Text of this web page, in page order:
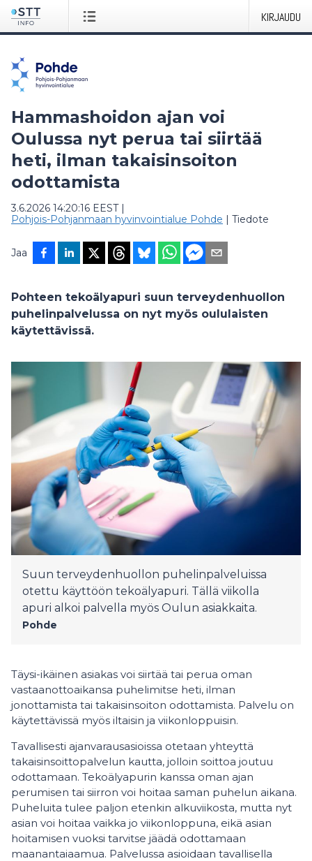
KIRJAUDU
Hammashoidon ajan voi
Oulussa nyt perua tai siirtää
heti, ilman takaisinsoiton
odottamista
3.6.2026 14:20:16 EEST|
Pohjois-Pohjanmaan hyvinvointialue Pohde | Tiedote
Jaa
Pohteen tekoälyapuri suun terveydenhuollon
puhelinpalvelussa on nyt myös oululaisten
käytettävissä.
Suun terveydenhuollon puhelinpalveluissa
otettu käyttöön tekoälyapuri. Tällä viikolla
apuri alkoi palvella myös Oulun asiakkaita.
Pohde
Täysi-ikäinen asiakas voi siirtää tai perua oman
vastaanottoaikansa puhelimitse heti, ilman
jonottamista tai takaisinsoiton odottamista. Palvelu on
käytettävissä myös iltaisin ja viikonloppuisin.
Tavallisesti ajanvarausasioissa otetaan yhteyttä
takaisinsoittopalvelun kautta, jolloin soittoa joutuu
odottamaan. Tekoälyapurin kanssa oman ajan
perumisen tai siirron voi hoitaa saman puhelun aikana.
Puheluita tulee paljon etenkin alkuviikosta, mutta nyt
asian voi hoitaa vaikka jo viikonloppuna, eikä asian
hoitamisen vuoksi tarvitse jäädä odottamaan
maanantaiaamua. Palvelussa asioidaan tavallisella